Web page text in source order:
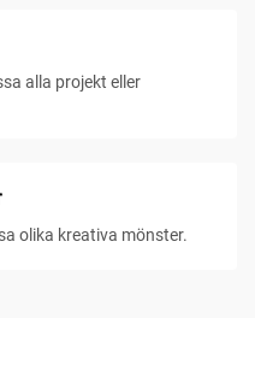
alla projekt eller
olika kreativa mönster.